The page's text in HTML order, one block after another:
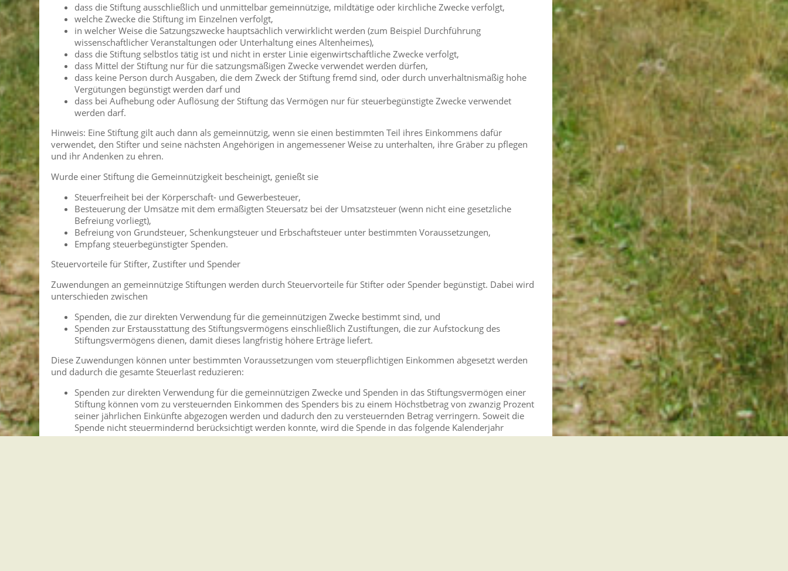
dass die Stiftung ausschließlich und unmittelbar gemeinnützige, mildtätige oder kirchliche Zwecke verfolgt,
welche Zwecke die Stiftung im Einzelnen verfolgt,
in welcher Weise die Satzungszwecke hauptsächlich verwirklicht werden (zum Beispiel Durchführung
wissenschaftlicher Veranstaltungen oder Unterhaltung eines Altenheimes),
dass die Stiftung selbstlos tätig ist und nicht in erster Linie eigenwirtschaftliche Zwecke verfolgt,
dass Mittel der Stiftung nur für die satzungsmäßigen Zwecke verwendet werden dürfen,
dass keine Person durch Ausgaben, die dem Zweck der Stiftung fremd sind, oder durch unverhältnismäßig hohe
Vergütungen begünstigt werden darf und
dass bei Aufhebung oder Auflösung der Stiftung das Vermögen nur für steuerbegünstigte Zwecke verwendet
werden darf.
Hinweis: Eine Stiftung gilt auch dann als gemeinnützig, wenn sie einen bestimmten Teil ihres Einkommens dafür
verwendet, den Stifter und seine nächsten Angehörigen in angemessener Weise zu unterhalten, ihre Gräber zu pflegen
und ihr Andenken zu ehren.
Wurde einer Stiftung die Gemeinnützigkeit bescheinigt, genießt sie
Steuerfreiheit bei der Körperschaft- und Gewerbesteuer,
Besteuerung der Umsätze mit dem ermäßigten Steuersatz bei der Umsatzsteuer (wenn nicht eine gesetzliche
Befreiung vorliegt),
Befreiung von Grundsteuer, Schenkungsteuer und Erbschaftsteuer unter bestimmten Voraussetzungen,
Empfang steuerbegünstigter Spenden.
Steuervorteile für Stifter, Zustifter und Spender
Zuwendungen an gemeinnützige Stiftungen werden durch Steuervorteile für Stifter oder Spender begünstigt. Dabei wird
unterschieden zwischen
Spenden, die zur direkten Verwendung für die gemeinnützigen Zwecke bestimmt sind, und
Spenden zur Erstausstattung des Stiftungsvermögens einschließlich Zustiftungen, die zur Aufstockung des
Stiftungsvermögens dienen, damit dieses langfristig höhere Erträge liefert.
Diese Zuwendungen können unter bestimmten Voraussetzungen vom steuerpflichtigen Einkommen abgesetzt werden
und dadurch die gesamte Steuerlast reduzieren:
Spenden zur direkten Verwendung für die gemeinnützigen Zwecke und Spenden in das Stiftungsvermögen einer
Stiftung können vom zu versteuernden Einkommen des Spenders bis zu einem Höchstbetrag von zwanzig Prozent
seiner jährlichen Einkünfte abgezogen werden und dadurch den zu versteuernden Betrag verringern. Soweit die
Spende nicht steuermindernd berücksichtigt werden konnte, wird die Spende in das folgende Kalenderjahr
vorgetragen.